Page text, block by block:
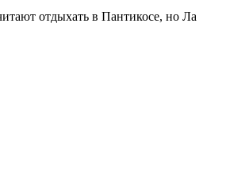
отдыхать в Пантикосе, но Ла